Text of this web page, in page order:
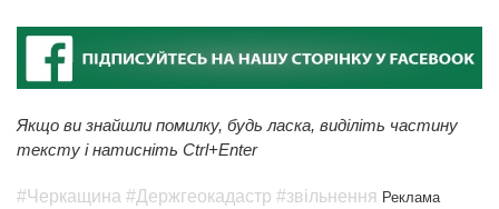
Якщо ви знайшли помилку, будь ласка, виділіть частину
тексту і натисніть Ctrl+Enter
#Черкащина #Держгеокадастр #звільнення Реклама